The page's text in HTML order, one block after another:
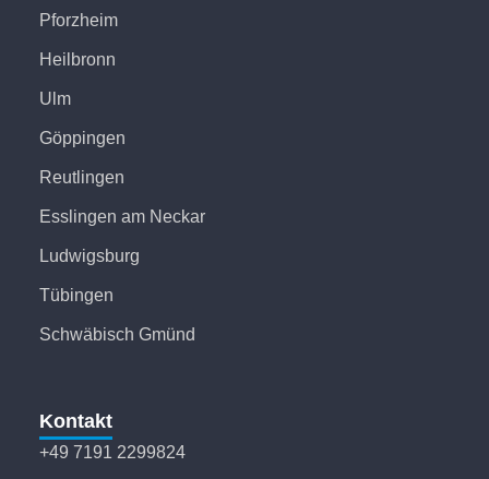
Pforzheim
Heilbronn
Ulm
Göppingen
Reutlingen
Esslingen am Neckar
Ludwigsburg
Tübingen
Schwäbisch Gmünd
Kontakt
+49 7191 2299824